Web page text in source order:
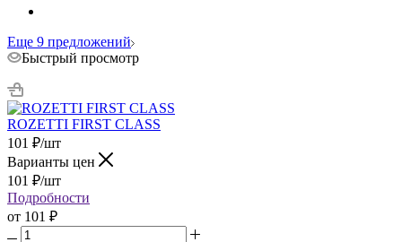
Еще 9 предложений
Быстрый просмотр
ROZETTI FIRST CLASS
101 ₽/шт
Варианты цен
101 ₽/шт
Подробности
от 101 ₽